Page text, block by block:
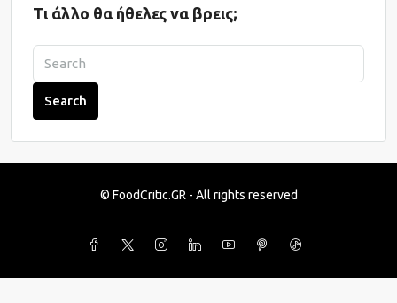
Τι άλλο θα ήθελες να βρεις;
Search
© FoodCritic.GR - All rights reserved